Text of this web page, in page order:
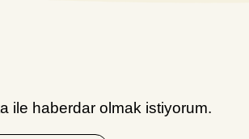
ile haberdar olmak istiyorum.